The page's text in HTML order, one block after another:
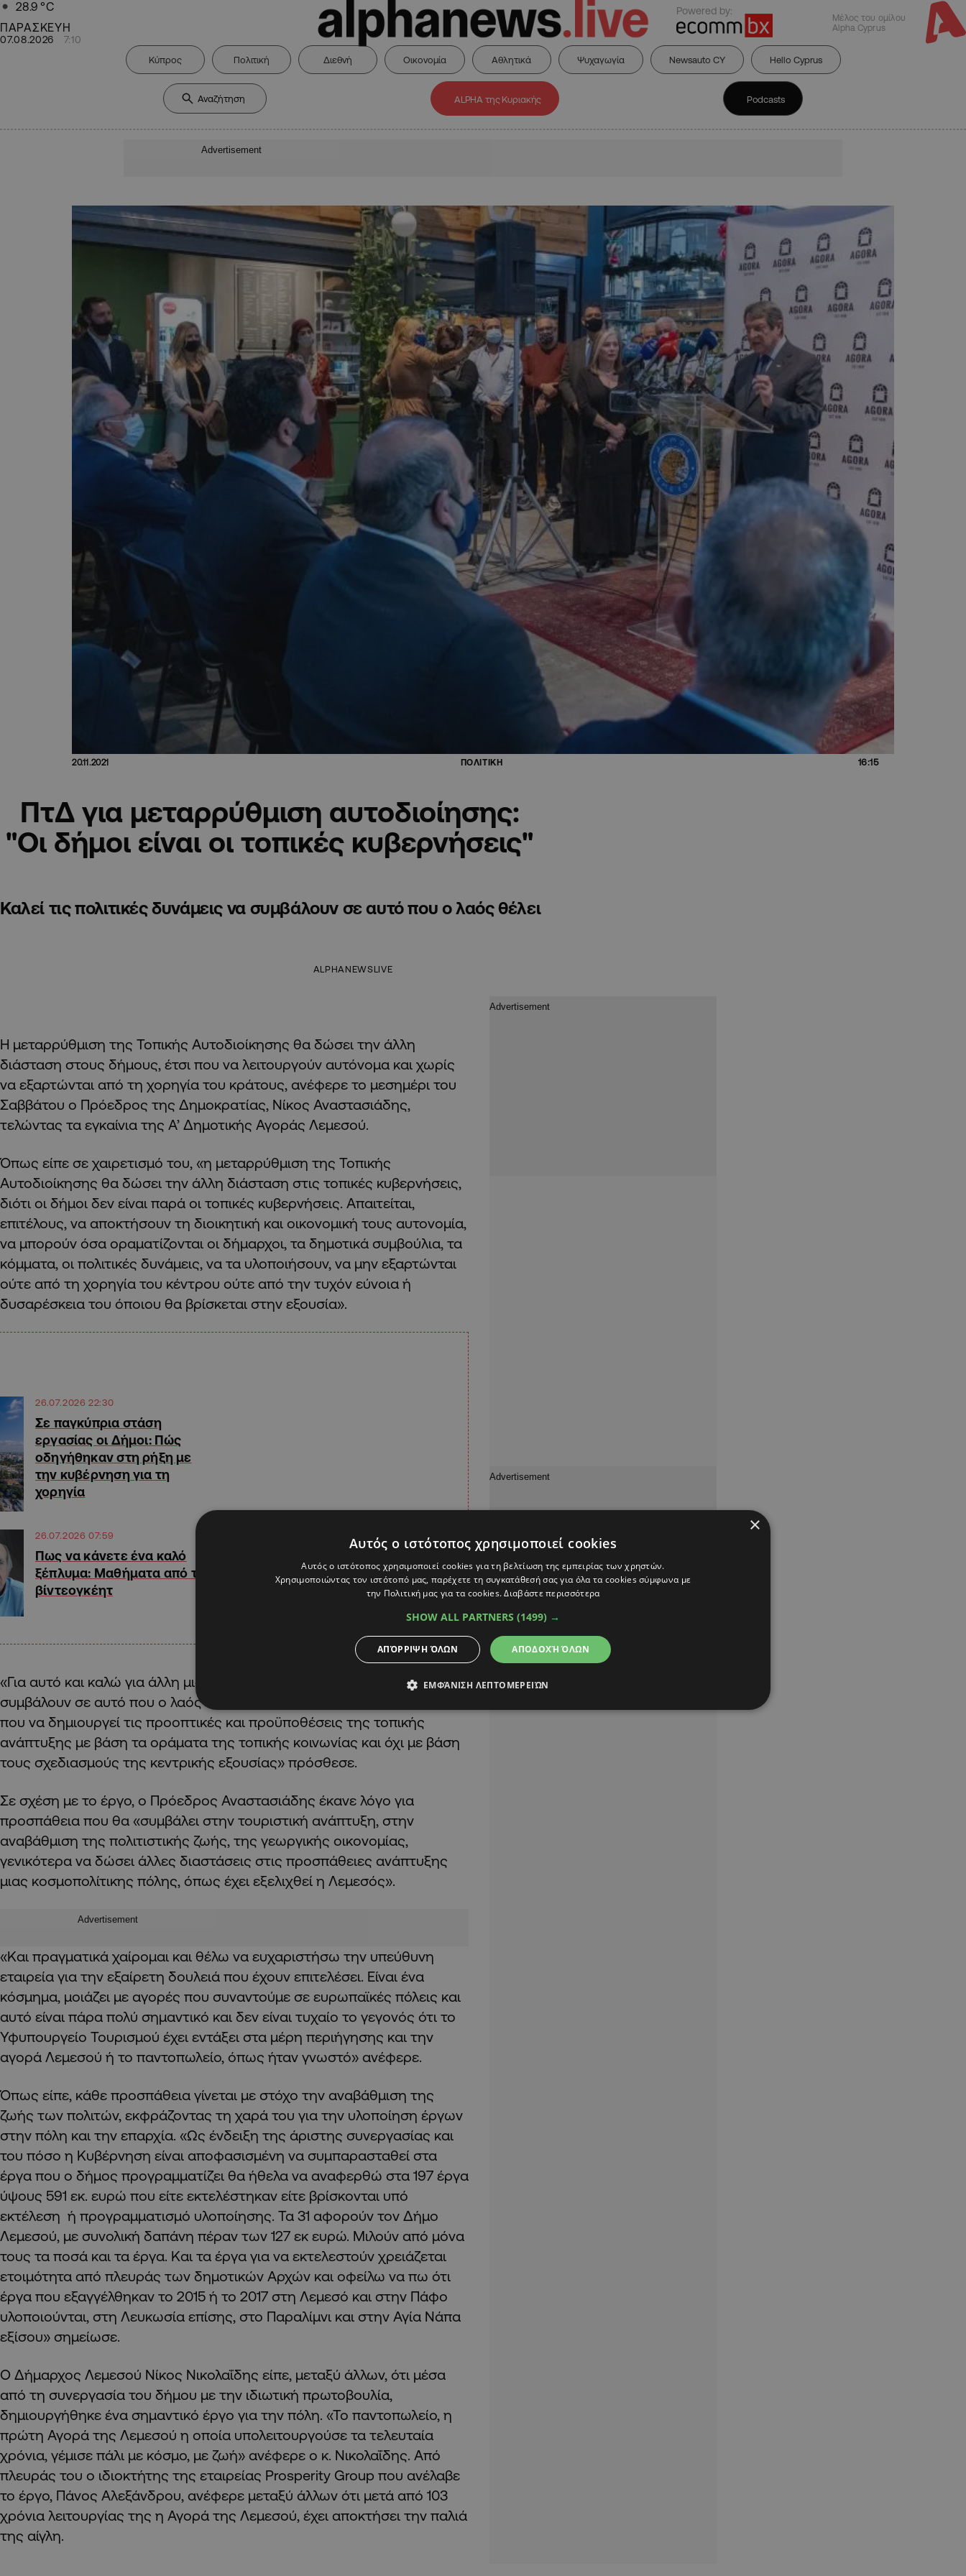
28.9 °C
ΠΑΡΑΣΚΕΥΗ
07.08.2026 7:10
Powered by:
Μέλος του ομίλου
Alpha Cyprus
Κύπρος Πολιτική Διεθνή Οικονομία Αθλητικά Ψυχαγωγία Newsauto CY Hello Cyprus
ALPHA της Κυριακής Podcasts
Advertisement
20.11.2021 ΠΟΛΙΤΙΚΗ 16:15
ΠτΔ για μεταρρύθμιση αυτοδιοίησης:
"Οι δήμοι είναι οι τοπικές κυβερνήσεις"
Καλεί τις πολιτικές δυνάμεις να συμβάλουν σε αυτό που ο λαός θέλει
ALPHANEWSLIVE
Η μεταρρύθμιση της Τοπικής Αυτοδιοίκησης θα δώσει την άλλη
διάσταση στους δήμους, έτσι που να λειτουργούν αυτόνομα και χωρίς
να εξαρτώνται από τη χορηγία του κράτους, ανέφερε το μεσημέρι του
Σαββάτου ο Πρόεδρος της Δημοκρατίας, Νίκος Αναστασιάδης,
τελώντας τα εγκαίνια της Α’ Δημοτικής Αγοράς Λεμεσού.
Όπως είπε σε χαιρετισμό του, «η μεταρρύθμιση της Τοπικής
Αυτοδιοίκησης θα δώσει την άλλη διάσταση στις τοπικές κυβερνήσεις,
διότι οι δήμοι δεν είναι παρά οι τοπικές κυβερνήσεις. Απαιτείται,
επιτέλους, να αποκτήσουν τη διοικητική και οικονομική τους αυτονομία,
να μπορούν όσα οραματίζονται οι δήμαρχοι, τα δημοτικά συμβούλια, τα
κόμματα, οι πολιτικές δυνάμεις, να τα υλοποιήσουν, να μην εξαρτώνται
ούτε από τη χορηγία του κέντρου ούτε από την τυχόν εύνοια ή
δυσαρέσκεια του όποιου θα βρίσκεται στην εξουσία».
26.07.2026 22:30
Σε παγκύπρια στάση
εργασίας οι Δήμοι: Πώς
οδηγήθηκαν στη ρήξη με
την κυβέρνηση για τη
χορηγία
26.07.2026 07:59
Πως να κάνετε ένα καλό
ξέπλυμα: Μαθήματα από το
βίντεογκέητ
«Για αυτό και καλώ για άλλη μια φορά τις πολιτικές δυνάμεις να
συμβάλουν σε αυτό που ο λαός θέλει: Πρόοδο, αλλαγή, μια νέα αρχή
που να δημιουργεί τις προοπτικές και προϋποθέσεις της τοπικής
ανάπτυξης με βάση τα οράματα της τοπικής κοινωνίας και όχι με βάση
τους σχεδιασμούς της κεντρικής εξουσίας» πρόσθεσε.
Σε σχέση με το έργο, ο Πρόεδρος Αναστασιάδης έκανε λόγο για
προσπάθεια που θα «συμβάλει στην τουριστική ανάπτυξη, στην
αναβάθμιση της πολιτιστικής ζωής, της γεωργικής οικονομίας,
γενικότερα να δώσει άλλες διαστάσεις στις προσπάθειες ανάπτυξης
μιας κοσμοπολίτικης πόλης, όπως έχει εξελιχθεί η Λεμεσός».
Advertisement
«Και πραγματικά χαίρομαι και θέλω να ευχαριστήσω την υπεύθυνη
εταιρεία για την εξαίρετη δουλειά που έχουν επιτελέσει. Είναι ένα
κόσμημα, μοιάζει με αγορές που συναντούμε σε ευρωπαϊκές πόλεις και
αυτό είναι πάρα πολύ σημαντικό και δεν είναι τυχαίο το γεγονός ότι το
Υφυπουργείο Τουρισμού έχει εντάξει στα μέρη περιήγησης και την
αγορά Λεμεσού ή το παντοπωλείο, όπως ήταν γνωστό» ανέφερε.
Όπως είπε, κάθε προσπάθεια γίνεται με στόχο την αναβάθμιση της
ζωής των πολιτών, εκφράζοντας τη χαρά του για την υλοποίηση έργων
στην πόλη και την επαρχία. «Ως ένδειξη της άριστης συνεργασίας και
του πόσο η Κυβέρνηση είναι αποφασισμένη να συμπαρασταθεί στα
έργα που ο δήμος προγραμματίζει θα ήθελα να αναφερθώ στα 197 έργα
ύψους 591 εκ. ευρώ που είτε εκτελέστηκαν είτε βρίσκονται υπό
εκτέλεση ή προγραμματισμό υλοποίησης. Τα 31 αφορούν τον Δήμο
Λεμεσού, με συνολική δαπάνη πέραν των 127 εκ ευρώ. Μιλούν από μόνα
τους τα ποσά και τα έργα. Και τα έργα για να εκτελεστούν χρειάζεται
ετοιμότητα από πλευράς των δημοτικών Αρχών και οφείλω να πω ότι
έργα που εξαγγέλθηκαν το 2015 ή το 2017 στη Λεμεσό και στην Πάφο
υλοποιούνται, στη Λευκωσία επίσης, στο Παραλίμνι και στην Αγία Νάπα
εξίσου» σημείωσε.
Ο Δήμαρχος Λεμεσού Νίκος Νικολαΐδης είπε, μεταξύ άλλων, ότι μέσα
από τη συνεργασία του δήμου με την ιδιωτική πρωτοβουλία,
δημιουργήθηκε ένα σημαντικό έργο για την πόλη. «Το παντοπωλείο, η
πρώτη Αγορά της Λεμεσού η οποία υπολειτουργούσε τα τελευταία
χρόνια, γέμισε πάλι με κόσμο, με ζωή» ανέφερε ο κ. Νικολαΐδης. Από
πλευράς του ο ιδιοκτήτης της εταιρείας Prosperity Group που ανέλαβε
το έργο, Πάνος Αλεξάνδρου, ανέφερε μεταξύ άλλων ότι μετά από 103
χρόνια λειτουργίας της η Αγορά της Λεμεσού, έχει αποκτήσει την παλιά
της αίγλη.
×
Αυτός ο ιστότοπος χρησιμοποιεί cookies
Αυτός ο ιστότοπος χρησιμοποιεί cookies για τη βελτίωση της εμπειρίας των χρηστών.
Χρησιμοποιώντας τον ιστότοπό μας, παρέχετε τη συγκατάθεσή σας για όλα τα cookies σύμφωνα με
την Πολιτική μας για τα cookies.Διαβάστε περισσότερα
SHOW ALL PARTNERS (1499) →
ΑΠΟΔΟΧΉ ΌΛΩΝ
ΑΠΌΡΡΙΨΗ ΌΛΩΝ
ΕΜΦΆΝΙΣΗ ΛΕΠΤΟΜΕΡΕΙΏΝ